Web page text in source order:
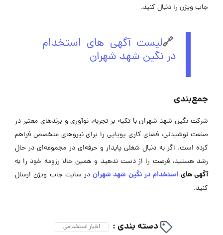
جاب ویژن را دنبال کنید.
🔗لیست آگهی های استخدام
در نگین شهد شهران
جمع‌بندی
شرکت نگین شهد شهران با تکیه بر تجربه، نوآوری و برندهای معتبر در
صنعت نوشیدنی، فضای کاری پویایی را برای نیروهای متخصص فراهم
کرده است. اگر به دنبال شغلی پایدار و حرفه‌ای در مجموعه‌ای در حال
رشد هستید، فرصت را از دست ندهید و همین حالا رزومه خود را به
آگهی ‌های استخدام در نگین شهد شهران در سایت جاب ویژن ارسال
کنید.
دسته بندی : اخبار استخدامی